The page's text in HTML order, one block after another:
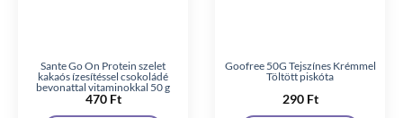
Sante Go On Protein szelet
kakaós ízesítéssel csokoládé
bevonattal vitaminokkal 50 g
470 Ft
Goofree 50G Tejszínes Krémmel
Töltött piskóta
290 Ft